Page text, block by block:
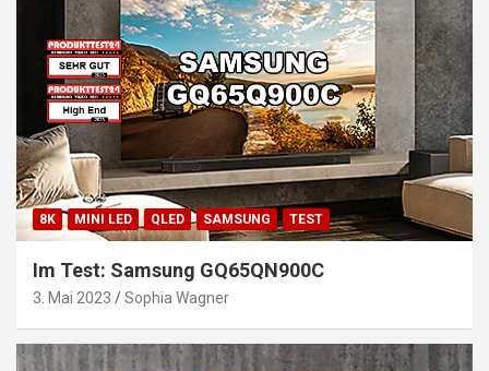
8K MINI LED QLED SAMSUNG TEST
Im Test: Samsung GQ65QN900C
3. Mai 2023 Sophia Wagner